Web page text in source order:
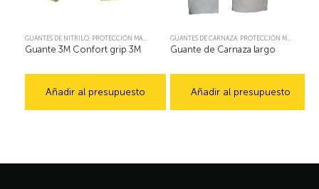
GUANTES DE NITRILO, PROTECCIÓN MANUAL
Guante 3M Confort grip 3M
Añadir al presupuesto
GUANTES DE CARNAZA, PROTECCIÓN MANUAL
Guante de Carnaza largo
Añadir al presupuesto